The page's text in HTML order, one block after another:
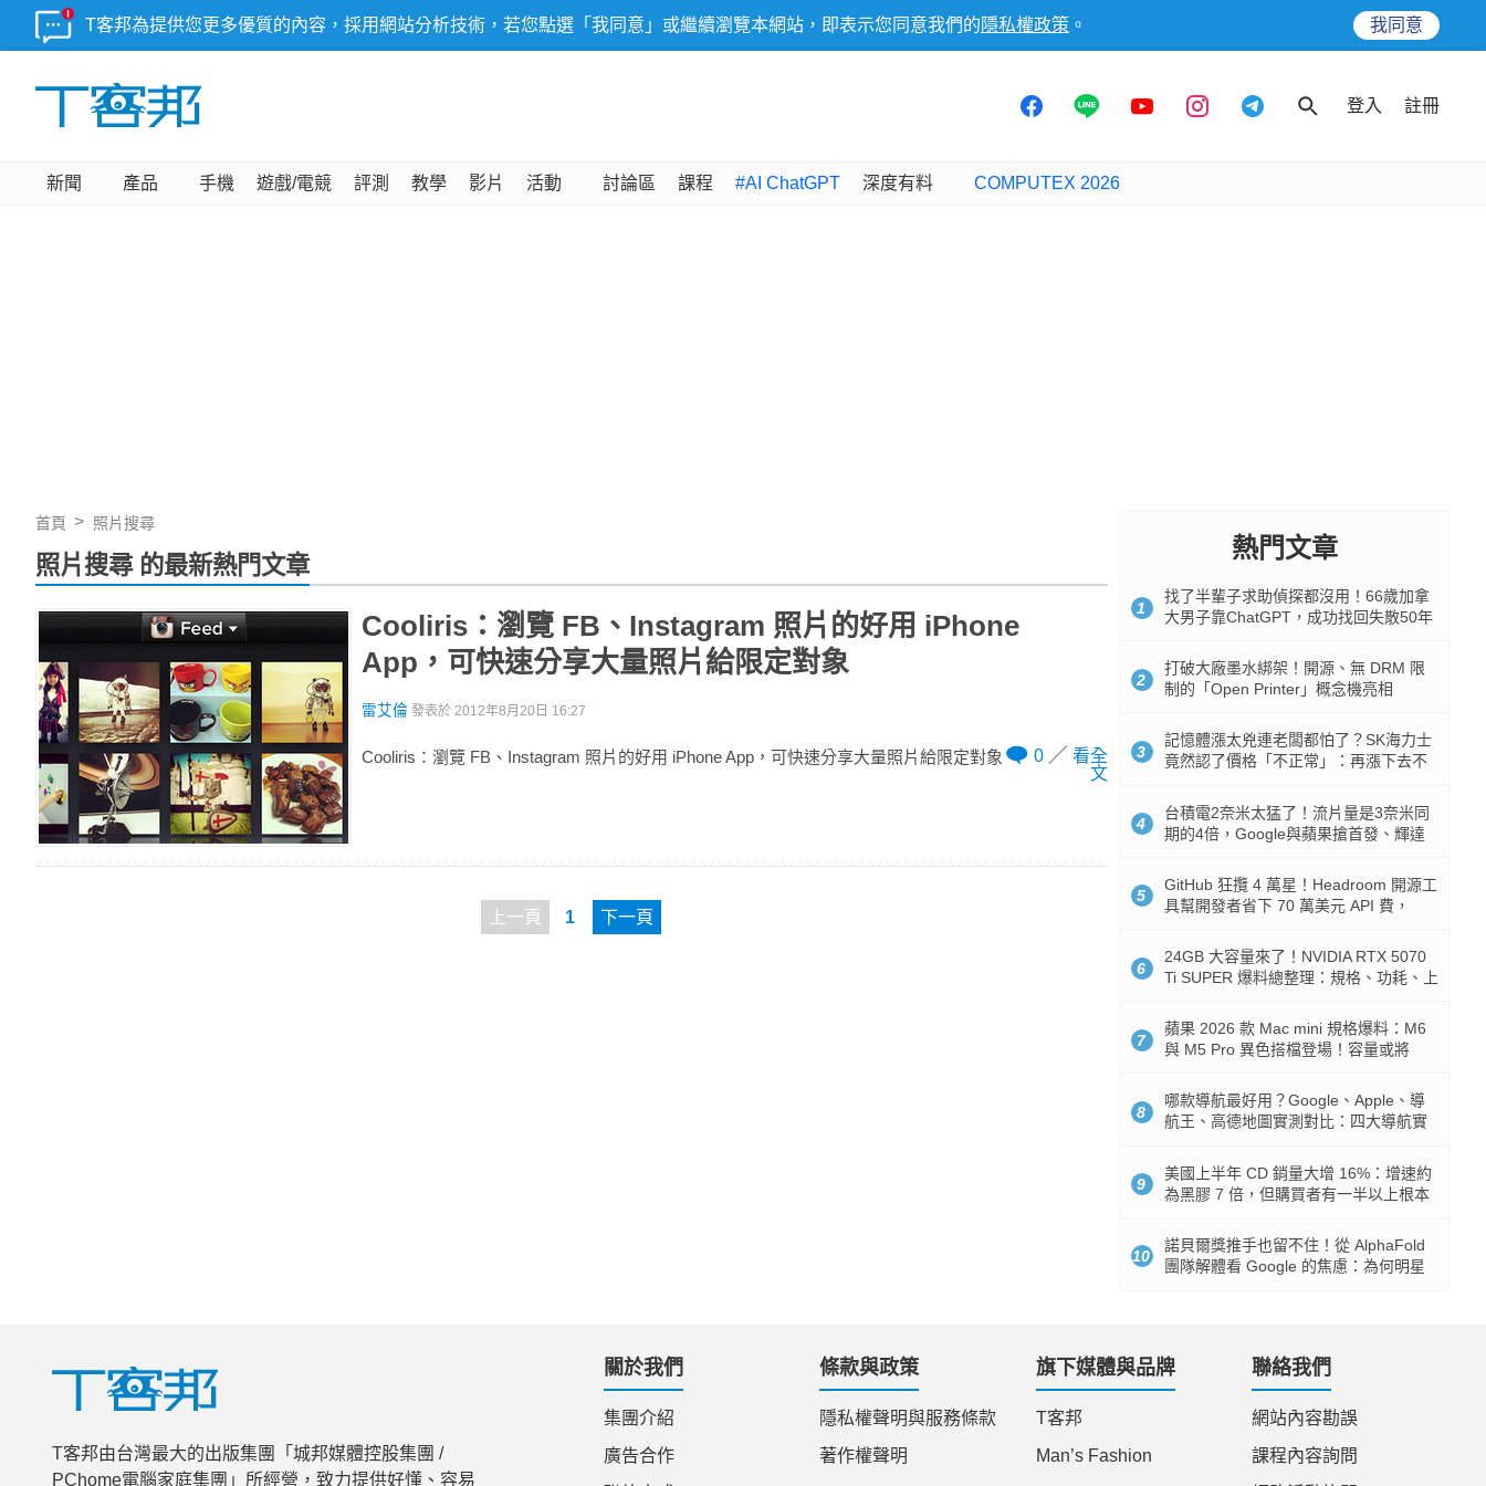
T客邦為提供您更多優質的內容，採用網站分析技術，若您點選「我同意」或繼續瀏覽本網站，即表示您同意我們的 隱私權政策 。 我同意
登入 註冊
新聞 產品 手機 遊戲/電競 評測 教學 影片 活動 討論區 課程 #AI ChatGPT 深度有料 COMPUTEX 2026
首頁 照片搜尋
照片搜尋 的最新熱門文章
Cooliris：瀏覽 FB、Instagram 照片的好用 iPhone
App，可快速分享大量照片給限定對象
雷艾倫 發表於 2012年8月20日 16:27
Cooliris：瀏覽 FB、Instagram 照片的好用 iPhone App，可快速分享大量照片給限定對象 0
看全
文
上一頁 1 下一頁
熱門文章
1
找了半輩子求助偵探都沒用！66歲加拿
大男子靠ChatGPT，成功找回失散50年
2
打破大廠墨水綁架！開源、無 DRM 限
制的「Open Printer」概念機亮相
3
記憶體漲太兇連老闆都怕了？SK海力士
竟然認了價格「不正常」：再漲下去不
4
台積電2奈米太猛了！流片量是3奈米同
期的4倍，Google與蘋果搶首發、輝達
5
GitHub 狂攬 4 萬星！Headroom 開源工
具幫開發者省下 70 萬美元 API 費，
6
24GB 大容量來了！NVIDIA RTX 5070
Ti SUPER 爆料總整理：規格、功耗、上
7
蘋果 2026 款 Mac mini 規格爆料：M6
與 M5 Pro 異色搭檔登場！容量或將
8
哪款導航最好用？Google、Apple、導
航王、高德地圖實測對比：四大導航實
9
美國上半年 CD 銷量大增 16%：增速約
為黑膠 7 倍，但購買者有一半以上根本
10
諾貝爾獎推手也留不住！從 AlphaFold
團隊解體看 Google 的焦慮：為何明星
T客邦由台灣最大的出版集團「城邦媒體控股集團 /
PChome電腦家庭集團」所經營，致力提供好懂、容易
關於我們
集團介紹
廣告合作
條款與政策
隱私權聲明與服務條款
著作權聲明
旗下媒體與品牌
T客邦
Man’s Fashion
聯絡我們
網站內容勘誤
課程內容詢問